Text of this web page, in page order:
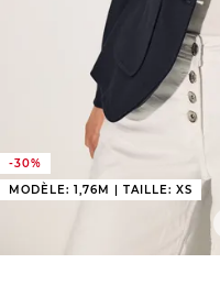
-30%
MODÈLE: 1,76M | TAILLE: XS